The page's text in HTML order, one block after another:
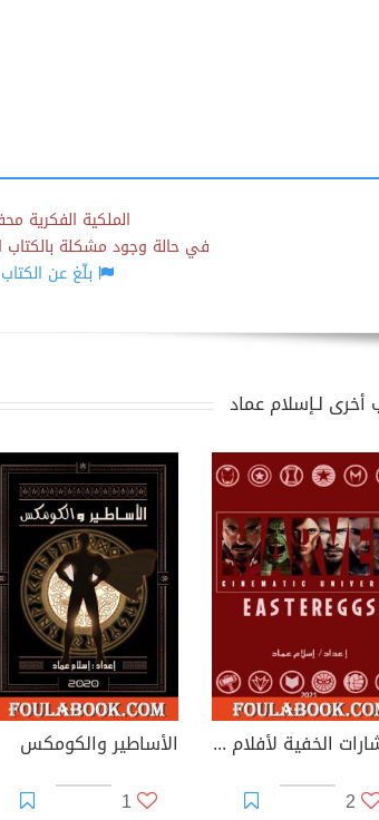
الملكية الفكرية
في حالة وجود مشكلة بالكتاب
بلّغ عن
أخرى لـإسلام عماد
الإشارات الخفية لأفلام عالم مارفل السينمائي
2
الأساطير والكومكس
1